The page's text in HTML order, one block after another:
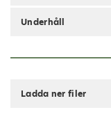
Underhåll
Ladda ner filer